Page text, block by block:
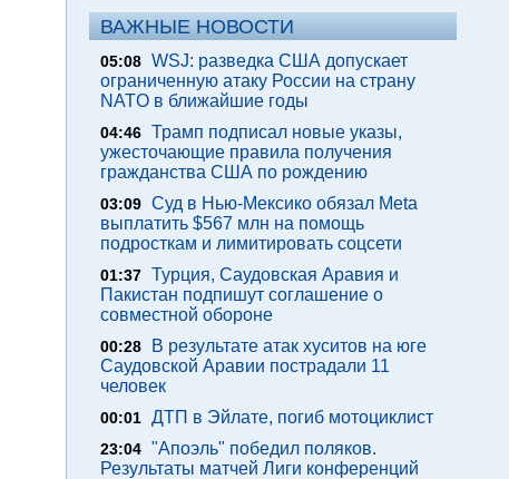
ВАЖНЫЕ НОВОСТИ
05:08 WSJ: разведка США допускает
ограниченную атаку России на страну
NATO в ближайшие годы
04:46 Трамп подписал новые указы,
ужесточающие правила получения
гражданства США по рождению
03:09 Суд в Нью-Мексико обязал Meta
выплатить $567 млн на помощь
подросткам и лимитировать соцсети
01:37 Турция, Саудовская Аравия и
Пакистан подпишут соглашение о
совместной обороне
00:28
В результате атак хуситов на юге
Саудовской Аравии пострадали 11
человек
00:01 ДТП в Эйлате, погиб мотоциклист
23:04 "Апоэль" победил поляков.
Результаты матчей Лиги конференций